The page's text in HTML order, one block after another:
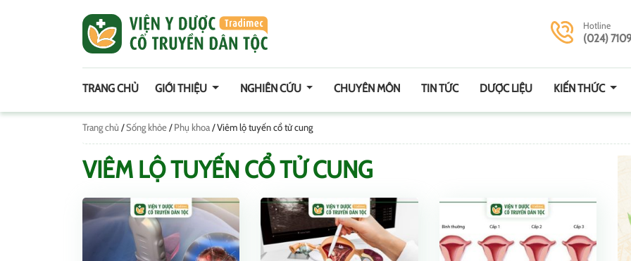
Hotline
(024)
TRANG CHỦ GIỚI THIỆU NGHIÊN CỨU CHUYÊN MÔN TIN TỨC DƯỢC LIỆU KIẾN THỨC
Trang chủ /Sống khỏe/Phụ khoa/Viêm lộ tuyến cổ tử cung
VIÊM LỘ TUYẾN CỔ TỬ CUNG